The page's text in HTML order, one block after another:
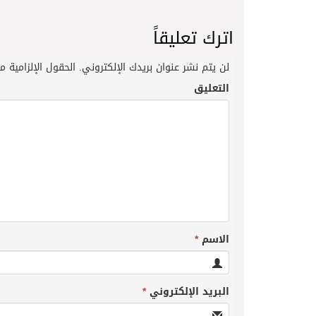
اترك تعليقاً
لن يتم نشر عنوان بريدك الإلكتروني. الحقول الإلزامية
التعليق
الاسم*
البريد الإلكتروني*